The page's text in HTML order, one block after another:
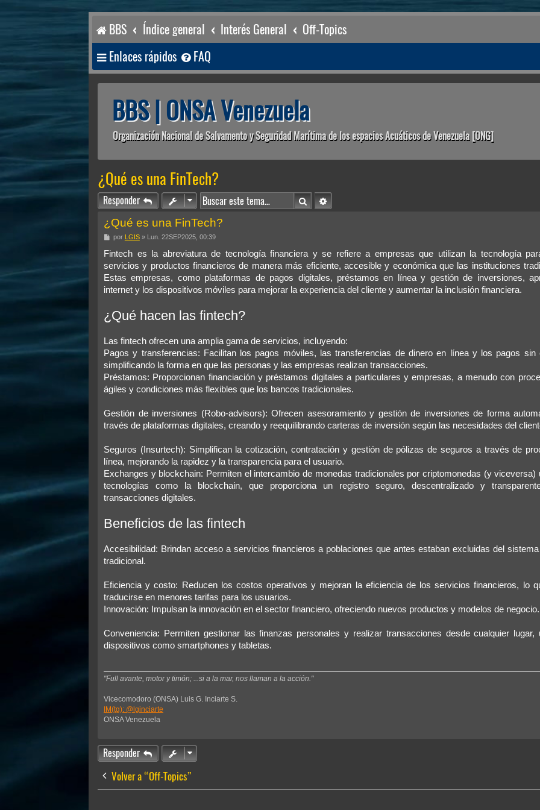
BBS Índice general Interés General Off-Topics
Enlaces rápidos FAQ
BBS | ONSA Venezuela
Organización Nacional de Salvamento y Seguridad Marítima de los espacios Acuáticos de Venezuela [ONG]
¿Qué es una FinTech?
Responder BuscarBúsqueda avanzada
¿Qué es una FinTech?
M
n
a
j
e
por LGIS» Lun. 22SEP2025, 00:39
Fintech es la abreviatura de tecnología financiera y se refiere a empresas que utilizan la tecnología
servicios y productos financieros de manera más eficiente, accesible y económica que las instituciones
Estas empresas, como plataformas de pagos digitales, préstamos en línea y gestión de inversiones,
internet y los dispositivos móviles para mejorar la experiencia del cliente y aumentar la inclusión financiera.
¿Qué hacen las fintech?
Las fintech ofrecen una amplia gama de servicios, incluyendo:
Pagos y transferencias: Facilitan los pagos móviles, las transferencias de dinero en línea y los pagos sin
simplificando la forma en que las personas y las empresas realizan transacciones.
Préstamos: Proporcionan financiación y préstamos digitales a particulares y empresas, a menudo con
ágiles y condiciones más flexibles que los bancos tradicionales.
Gestión de inversiones (Robo-advisors): Ofrecen asesoramiento y gestión de inversiones de forma
través de plataformas digitales, creando y reequilibrando carteras de inversión según las necesidades del
Seguros (Insurtech): Simplifican la cotización, contratación y gestión de pólizas de seguros a través de
línea, mejorando la rapidez y la transparencia para el usuario.
Exchanges y blockchain: Permiten el intercambio de monedas tradicionales por criptomonedas (y viceversa)
tecnologías como la blockchain, que proporciona un registro seguro, descentralizado y
transacciones digitales.
Beneficios de las fintech
Accesibilidad: Brindan acceso a servicios financieros a poblaciones que antes estaban excluidas del
tradicional.
Eficiencia y costo: Reducen los costos operativos y mejoran la eficiencia de los servicios financieros, lo
traducirse en menores tarifas para los usuarios.
Innovación: Impulsan la innovación en el sector financiero, ofreciendo nuevos productos y modelos de negocio.
Conveniencia: Permiten gestionar las finanzas personales y realizar transacciones desde cualquier lugar,
dispositivos como smartphones y tabletas.
"Full avante, motor y timón; ...si a la mar, nos llaman a la acción."
Vicecomodoro (ONSA) Luis G. Inciarte S.
IM(tg): @lginciarte
ONSA Venezuela
Responder
Volver a “Off-Topics”